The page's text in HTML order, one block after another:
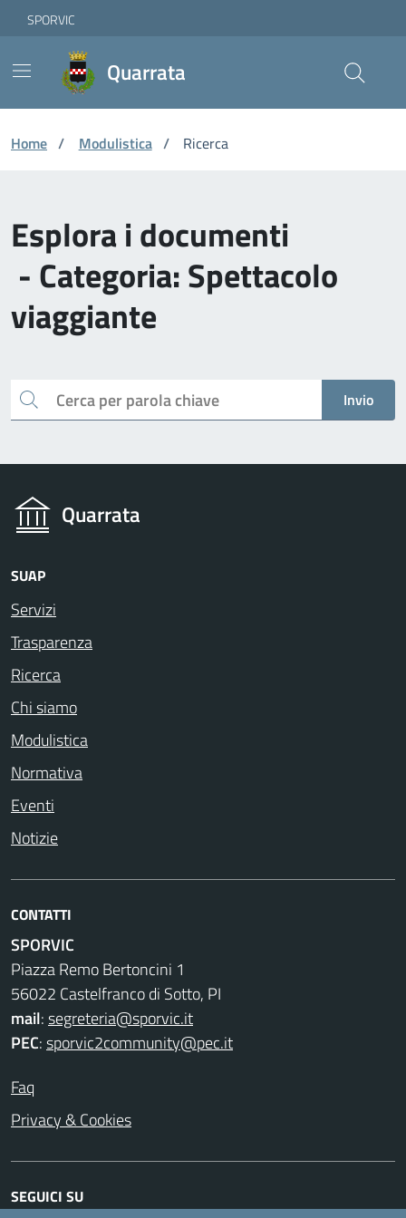
Skip to Main Content
Vai ai contenuti
Vai al footer
SPORVIC
Quarrata
Home / Modulistica / Ricerca
Esplora i documenti
- Categoria: Spettacolo
viaggiante
Cerca Invio
Quarrata
SUAP
Servizi
Trasparenza
Ricerca
Chi siamo
Modulistica
Normativa
Eventi
Notizie
CONTATTI
SPORVIC
Piazza Remo Bertoncini 1
56022 Castelfranco di Sotto, PI
mail:segreteria@sporvic.it
PEC:sporvic2community@pec.it
Faq
Privacy & Cookies
SEGUICI SU